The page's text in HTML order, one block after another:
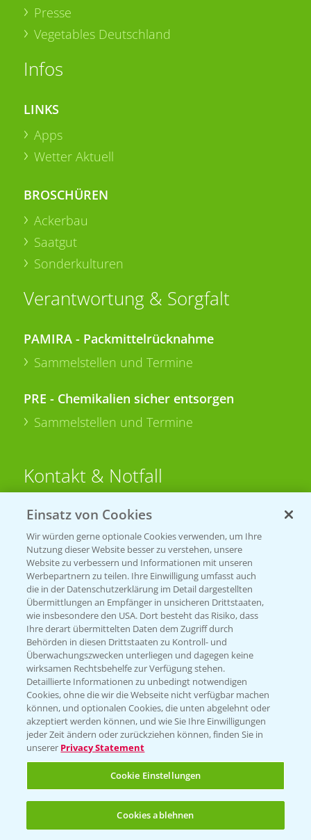
Presse
Vegetables Deutschland
Infos
LINKS
Apps
Wetter Aktuell
BROSCHÜREN
Ackerbau
Saatgut
Sonderkulturen
Verantwortung & Sorgfalt
PAMIRA - Packmittelrücknahme
Sammelstellen und Termine
PRE - Chemikalien sicher entsorgen
Sammelstellen und Termine
Kontakt & Notfall
Beratung auf WhatsApp
T.+49 (0)174 346 564 1
KONTAKT
Hilfe in Notfällen
T.+49 (0)214/30-20220
Folgen Sie uns
Einsatz von Cookies
Wir würden gerne optionale Cookies verwenden, um Ihre
Nutzung dieser Website besser zu verstehen, unsere
Website zu verbessern und Informationen mit unseren
Werbepartnern zu teilen. Ihre Einwilligung umfasst auch
die in der Datenschutzerklärung im Detail dargestellten
Übermittlungen an Empfänger in unsicheren Drittstaaten,
wie insbesondere den USA. Dort besteht das Risiko, dass
Ihre derart übermittelten Daten dem Zugriff durch
Behörden in diesen Drittstaaten zu Kontroll- und
Überwachungszwecken unterliegen und dagegen keine
wirksamen Rechtsbehelfe zur Verfügung stehen.
Detaillierte Informationen zu unbedingt notwendigen
Cookies, ohne die wir die Webseite nicht verfügbar machen
können, und optionalen Cookies, die unten abgelehnt oder
akzeptiert werden können, und wie Sie Ihre Einwilligungen
jeder Zeit ändern oder zurückziehen können, finden Sie in
unserer Privacy Statement
Cookie Einstellungen
Cookies ablehnen